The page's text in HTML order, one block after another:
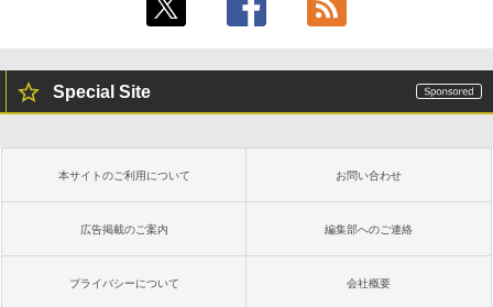
Special Site
本サイトのご利用について お問い合わせ
広告掲載のご案内 編集部へのご連絡
プライバシーについて 会社概要